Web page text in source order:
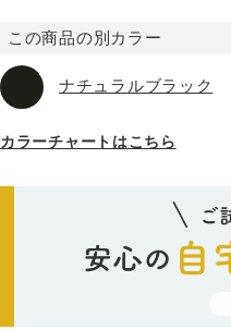
この商品の別カラー
ナチュラルブラック
カラーチャートはこちら